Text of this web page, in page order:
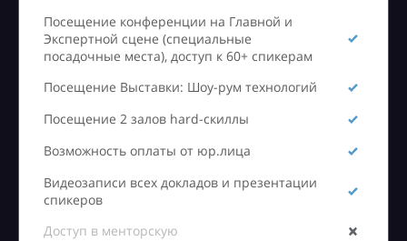
Посещение конференции на Главной и
Экспертной сцене (специальные
посадочные места), доступ к 60+ спикерам
Посещение Выставки: Шоу-рум технологий
Посещение 2 залов hard-скиллы
Возможность оплаты от юр.лица
Видеозаписи всех докладов и презентации
спикеров
Доступ в менторскую